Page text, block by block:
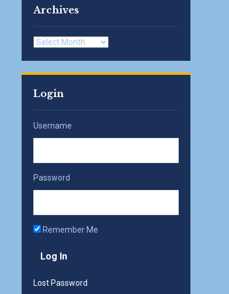
Archives
Archives
Login
Username
Password
Remember Me
Lost Password